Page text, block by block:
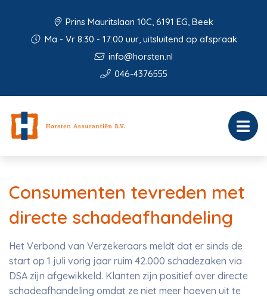
Prins Mauritslaan 10C, 6191 EG, Beek
Ma - Vr 8:30 - 17:00 uur, uitsluitend op afspraak
info@horsten.nl
046-4376555
Consumenten tevreden met
directe schadeafhandeling
Het Verbond van Verzekeraars meldt dat er sinds de
start op 1 juli vorig jaar ruim 42.000 schadezaken via
DSA zijn afgewikkeld. Klanten zijn positief over directe
schadeafhandeling omdat ze niet meer hoeven uit te